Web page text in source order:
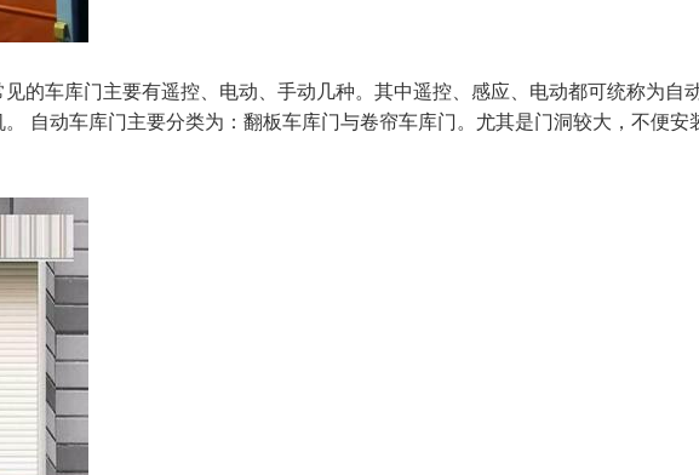
的车库门主要有遥控、电动、手动几种。其中遥控、感应、电动都可统称为自
自动车库门主要分类为：翻板车库门与卷帘车库门。尤其是门洞较大，不便安